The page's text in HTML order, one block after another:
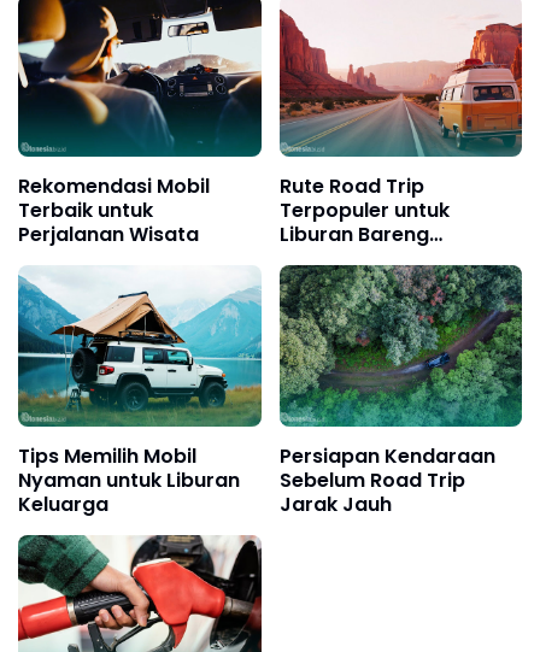
Rekomendasi Mobil
Terbaik untuk
Perjalanan Wisata
Rute Road Trip
Terpopuler untuk
Liburan Bareng
Keluarga
Tips Memilih Mobil
Nyaman untuk Liburan
Keluarga
Persiapan Kendaraan
Sebelum Road Trip
Jarak Jauh